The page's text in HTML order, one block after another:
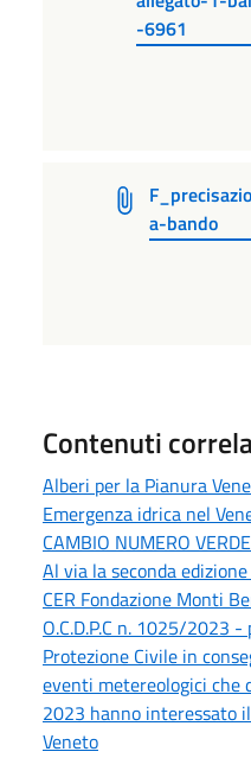
-6961
a-bando
Contenuti
Alberi per la Pianura
Emergenza idrica nel
CAMBIO NUMERO
Al via la seconda
CER Fondazione Monti
O.C.D.P.C n. 1025/2023
Protezione Civile in
eventi metereologici che
2023 hanno interessato
Veneto